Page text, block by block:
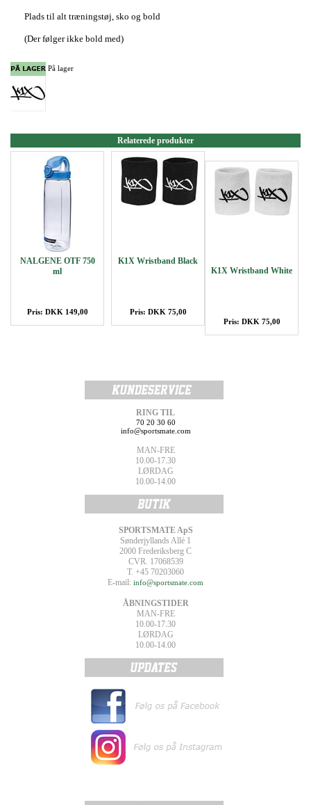
Plads til alt træningstøj, sko og bold
(Der følger ikke bold med)
På lager
Relaterede produkter
NALGENE OTF 750
ml
Pris: DKK 149,00
K1X Wristband Black
Pris: DKK 75,00
K1X Wristband White
Pris: DKK 75,00
RING TIL
70 20 30 60
info@sportsmate.com
MAN-FRE
10.00-17.30
LØRDAG
10.00-14.00
SPORTSMATE ApS
Sønderjyllands Allé 1
2000 Frederiksberg C
CVR. 17068539
T. +45 70203060
E-mail: info@sportsmate.com
ÅBNINGSTIDER
MAN-FRE
10.00-17.30
LØRDAG
10.00-14.00